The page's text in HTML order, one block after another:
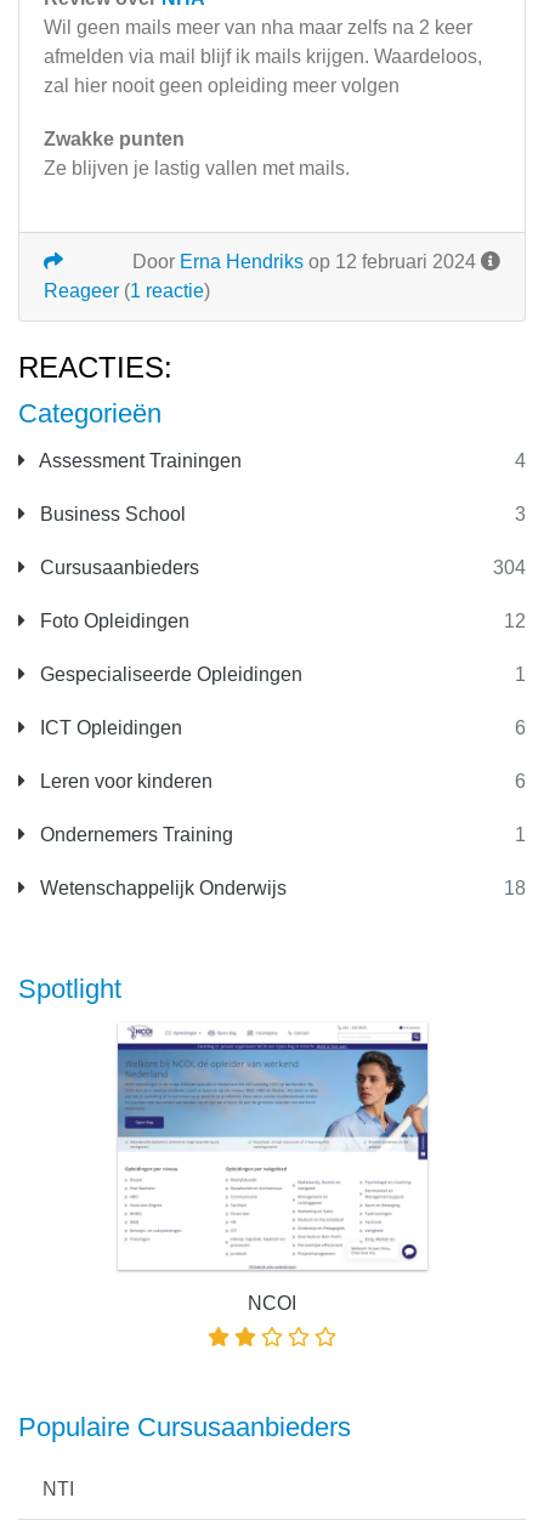
Categorieën
Assessment Trainingen 4
Business School 3
Cursusaanbieders 304
Foto Opleidingen 12
Gespecialiseerde Opleidingen 1
ICT Opleidingen 6
Leren voor kinderen 6
Ondernemers Training 1
Wetenschappelijk Onderwijs 18
Spotlight
NCOI
Populaire Cursusaanbieders
NTI
Wil geen mails meer van nha maar zelfs na 2 keer
afmelden via mail blijf ik mails krijgen. Waardeloos,
zal hier nooit geen opleiding meer volgen
Zwakke punten
Ze blijven je lastig vallen met mails.
Door Erna Hendriks op 12 februari 2024
Reageer (1 reactie)
REACTIES: